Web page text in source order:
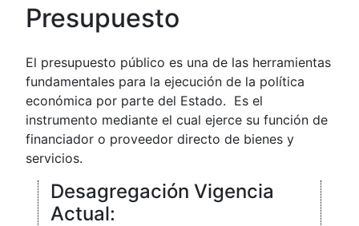
Presupuesto
El presupuesto público es una de las herramientas
fundamentales para la ejecución de la política
económica por parte del Estado. Es el
instrumento mediante el cual ejerce su función de
financiador o proveedor directo de bienes y
servicios.
Desagregación Vigencia
Actual: